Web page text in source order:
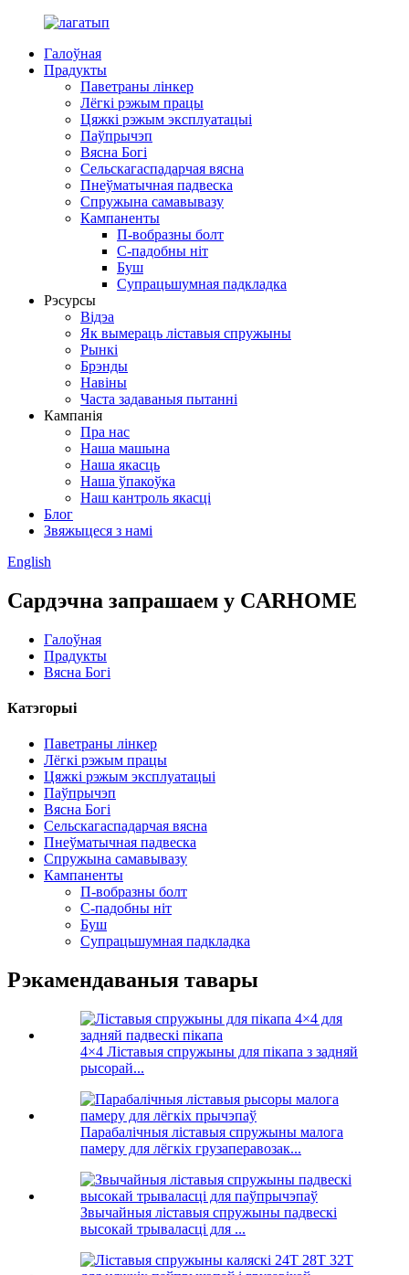
Галоўная
Прадукты
Паветраны лінкер
Лёгкі рэжым працы
Цяжкі рэжым эксплуатацыі
Паўпрычэп
Вясна Богі
Сельскагаспадарчая вясна
Пнеўматычная падвеска
Спружына самавывазу
Кампаненты
П-вобразны болт
С-падобны ніт
Буш
Супрацьшумная падкладка
Рэсурсы
Відэа
Як вымераць ліставыя спружыны
Рынкі
Брэнды
Навіны
Часта задаваныя пытанні
Кампанія
Пра нас
Наша машына
Наша якасць
Наша ўпакоўка
Наш кантроль якасці
Блог
Звяжыцеся з намі
English
Сардэчна запрашаем у CARHOME
Галоўная
Прадукты
Вясна Богі
Катэгорыі
Паветраны лінкер
Лёгкі рэжым працы
Цяжкі рэжым эксплуатацыі
Паўпрычэп
Вясна Богі
Сельскагаспадарчая вясна
Пнеўматычная падвеска
Спружына самавывазу
Кампаненты
П-вобразны болт
С-падобны ніт
Буш
Супрацьшумная падкладка
Рэкамендаваныя тавары
4×4 Ліставыя спружыны для пікапа з задняй
рысорай...
Парабалічныя ліставыя спружыны малога
памеру для лёгкіх грузаперавозак...
Звычайныя ліставыя спружыны падвескі
высокай трываласці для ...